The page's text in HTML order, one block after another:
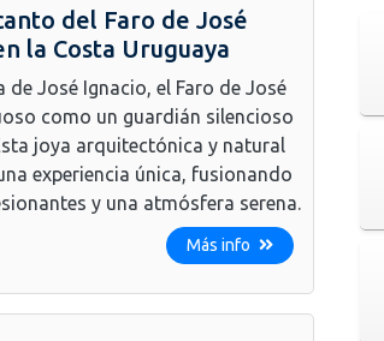
del Faro de José
la Costa Uruguaya
de José Ignacio, el Faro de José
como un guardián silencioso
joya arquitectónica y natural
experiencia única, fusionando
y una atmósfera serena.
Más info